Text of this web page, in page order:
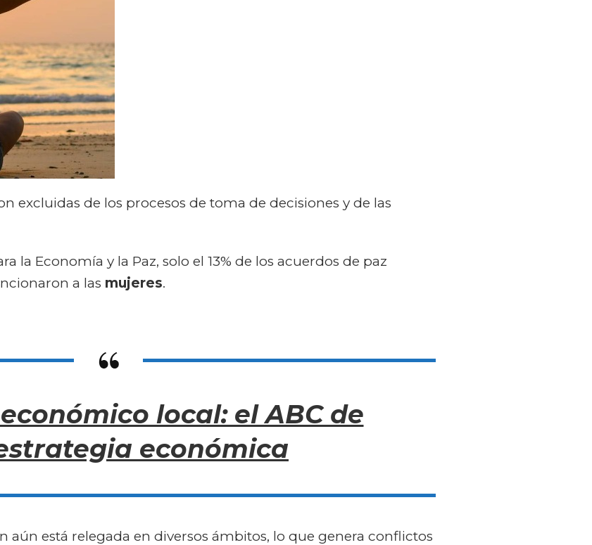
excluidas de los procesos de toma de decisiones y de las
la Economía y la Paz, solo el 13% de los acuerdos de paz
a las mujeres.
local: el ABC de
económica
aún está relegada en diversos ámbitos, lo que genera conflictos